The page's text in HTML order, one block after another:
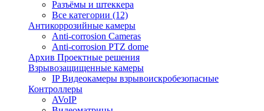
Разъёмы и штеккера
Все категории (12)
Антикоррозийные камеры
Anti-corrosion Cameras
Anti-corrosion PTZ dome
Архив Проектные решения
Взрывозащищенные камеры
IP Видеокамеры взрывоискробезопасные
Контроллеры
AVoIP